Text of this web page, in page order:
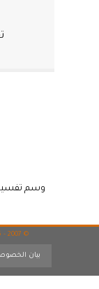
وسم تفسير
© 2007 - 2026
بيان